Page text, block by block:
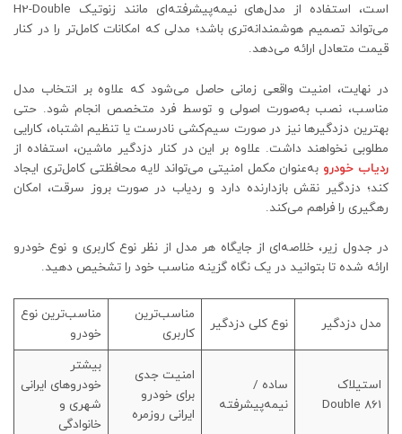
است، استفاده از مدل‌های نیمه‌پیشرفته‌ای مانند زنوتیک H2-Double
می‌تواند تصمیم هوشمندانه‌تری باشد؛ مدلی که امکانات کامل‌تر را در کنار
قیمت متعادل ارائه می‌دهد.
در نهایت، امنیت واقعی زمانی حاصل می‌شود که علاوه بر انتخاب مدل
مناسب، نصب به‌صورت اصولی و توسط فرد متخصص انجام شود. حتی
بهترین دزدگیرها نیز در صورت سیم‌کشی نادرست یا تنظیم اشتباه، کارایی
مطلوبی نخواهند داشت. علاوه بر این در کنار دزدگیر ماشین، استفاده از
ردیاب خودرو به‌عنوان مکمل امنیتی می‌تواند لایه محافظتی کامل‌تری ایجاد
کند؛ دزدگیر نقش بازدارنده دارد و ردیاب در صورت بروز سرقت، امکان
رهگیری را فراهم می‌کند.
در جدول زیر، خلاصه‌ای از جایگاه هر مدل از نظر نوع کاربری و نوع خودرو
ارائه شده تا بتوانید در یک نگاه گزینه مناسب خود را تشخیص دهید.
مدل دزدگیر نوع کلی دزدگیر
مناسب‌ترین
کاربری
مناسب‌ترین نوع
خودرو
استیلاک
Double 861
ساده /
نیمه‌پیشرفته
امنیت جدی
برای خودرو
ایرانی روزمره
بیشتر
خودروهای ایرانی
شهری و
خانوادگی